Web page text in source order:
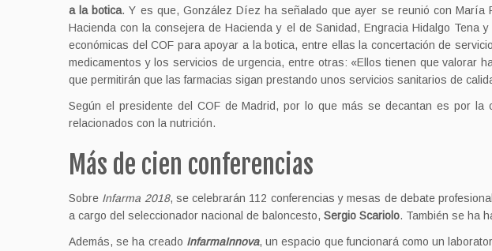
a la botica. Y es que, González Díez ha señalado que ayer se reunió con María
Hacienda con la consejera de Hacienda y el de Sanidad, Engracia Hidalgo
económicas del COF para apoyar a la botica, entre ellas la concertación de
medicamentos y los servicios de urgencia, entre otras: «Ellos tienen que valorar
que permitirán que las farmacias sigan prestando unos servicios sanitarios de
Según el presidente del COF de Madrid, por lo que más se decantan es por
relacionados con la nutrición.
Más de cien conferencias
Sobre Infarma 2018, se celebrarán 112 conferencias y mesas de debate
a cargo del seleccionador nacional de baloncesto, Sergio Scariolo. También se ha
Además, se ha creado InfarmaInnova, un espacio que funcionará como un